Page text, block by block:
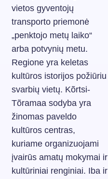
vietos gyventojų
transporto priemonė
„penktojo metų laiko“
arba potvynių metu.
Regione yra keletas
kultūros istorijos požiūriu
svarbių vietų. Kõrtsi-
Tõramaa sodyba yra
žinomas paveldo
kultūros centras,
kuriame organizuojami
įvairūs amatų mokymai ir
kultūriniai renginiai. Iba ir